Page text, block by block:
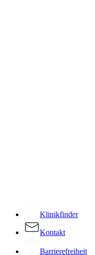
Klinikfinder
Kontakt
Barrierefreiheit